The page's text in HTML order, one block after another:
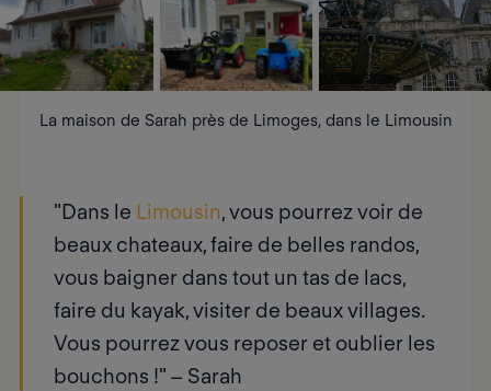
La maison de Sarah près de Limoges, dans le Limousin
"Dans le Limousin, vous pourrez voir de
beaux chateaux, faire de belles randos,
vous baigner dans tout un tas de lacs,
faire du kayak, visiter de beaux villages.
Vous pourrez vous reposer et oublier les
bouchons !" – Sarah